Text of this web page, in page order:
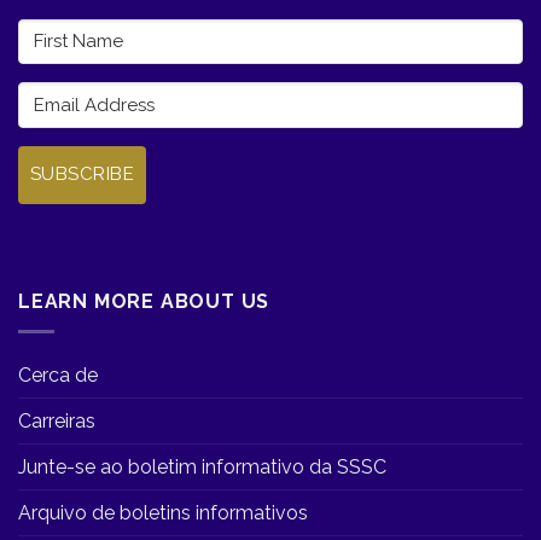
SUBSCRIBE
LEARN MORE ABOUT US
Cerca de
Carreiras
Junte-se ao boletim informativo da SSSC
Arquivo de boletins informativos